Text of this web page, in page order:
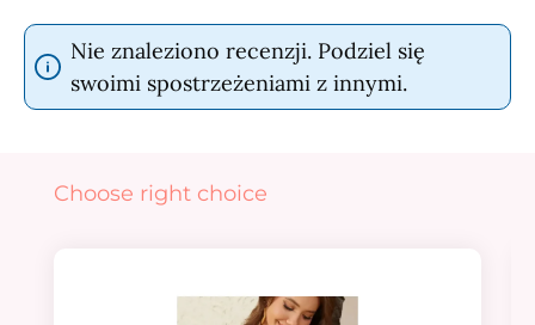
Nie znaleziono recenzji. Podziel się
swoimi spostrzeżeniami z innymi.
Pomiń galerię produktów
Choose right choice